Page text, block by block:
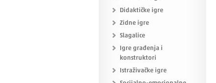
Didaktičke igre
Zidne igre
Slagalice
Igre građenja i
konstruktori
Istraživačke igre